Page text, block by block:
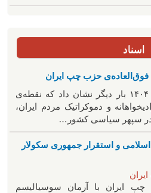
اسناد
حزب چپ ایران
تجربه‌ی جنبش دی‌ماه ۱۴۰۴ بار دیگر نشان داد که نقطه‌ی
و دموکراتیک مردم ایران،
سپهر سیاسی کشور…
و استقرار جمهوری سکولار
با آرمان سوسیالیسم